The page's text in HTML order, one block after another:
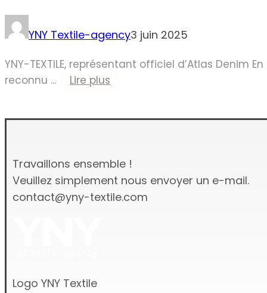
YNY Textile-agency3 juin 2025
YNY-TEXTILE, représentant officiel d’Atlas Denim
reconnu ...
Lire plus
Travaillons ensemble !
Veuillez simplement nous envoyer un e-mail.
contact@yny-textile.com
Logo YNY Textile